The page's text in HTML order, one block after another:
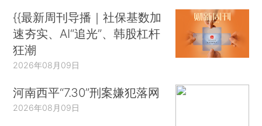
{{最新周刊导播｜社保基数加
速夯实、AI“追光”、韩股杠杆
狂潮
2026年08月09日
河南西平“7.30”刑案嫌犯落网
2026年08月09日